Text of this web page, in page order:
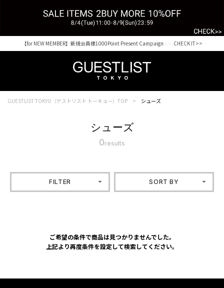
Shopping from outside Japan? Visit our Global Site here. >>
【for NEW MEMBER】新規会員様1000Point Present Campaign CHECK IT>>
GUESTLIST TOKYO（ゲストリスト トーキョー）TOP シューズ
シューズ
0results
FILTER SORT BY
ご希望の条件で商品は見つかりませんでした。
上記より再度条件を設定して検索してください。